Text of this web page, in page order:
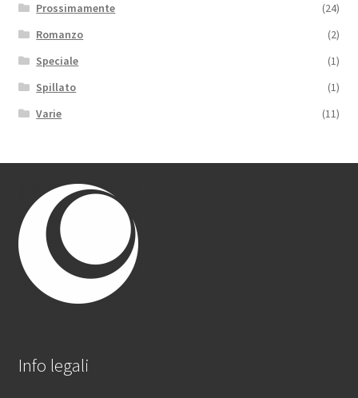
Prossimamente
(24)
Romanzo
(2)
Speciale
(1)
Spillato
(1)
Varie
(11)
Info legali